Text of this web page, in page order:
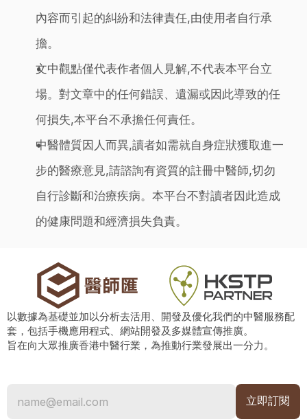
內容而引起的糾紛和法律責任,由使用者自行承
擔。
文中觀點僅代表作者個人見解,不代表本平台立
場。對文章中的任何錯誤、遺漏或因此導致的任
何損失,本平台不承擔任何責任。
中醫體質因人而異,讀者如需就自身症狀獲取進一
步的醫療意見,請諮詢有資質的註冊中醫師,切勿
自行診斷和治療疾病。本平台不對讀者因此造成
的健康問題和經濟損失負責。
以數據為基礎並加以分析去活用、開發及優化我們的中醫服務配
套，包括手機應用程式、網站開發及多媒體宣傳推廣。
旨在向大眾推廣香港中醫行業，為推動行業發展出一分力。